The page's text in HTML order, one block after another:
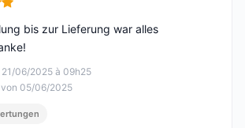
von 5
06/2025 à 09h25
05/06/2025
bis zur Lieferung war alles